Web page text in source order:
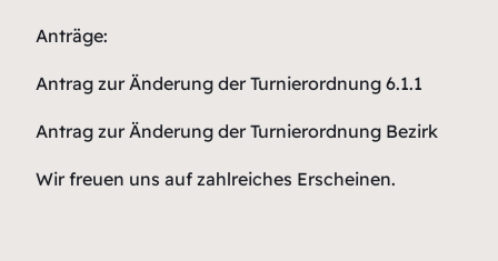
Anträge:
Antrag zur Änderung der Turnierordnung 6.1.1
Antrag zur Änderung der Turnierordnung Bezirk
Wir freuen uns auf zahlreiches Erscheinen.